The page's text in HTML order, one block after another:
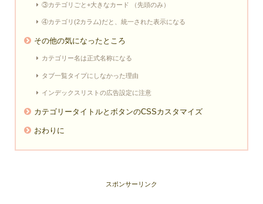
③カテゴリごと+大きなカード （先頭のみ）
④カテゴリ(2カラム)だと、統一された表示になる
その他の気になったところ
カテゴリー名は正式名称になる
タブ一覧タイプにしなかった理由
インデックスリストの広告設定に注意
カテゴリータイトルとボタンのCSSカスタマイズ
おわりに
スポンサーリンク